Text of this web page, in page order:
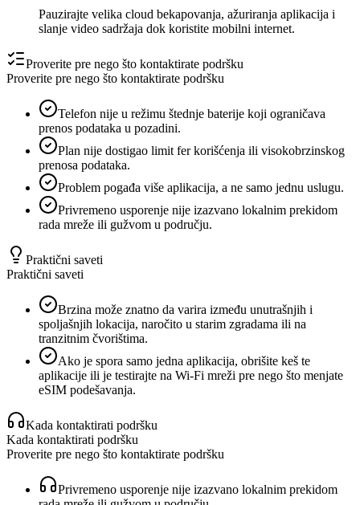
Pauzirajte velika cloud bekapovanja, ažuriranja aplikacija i
slanje video sadržaja dok koristite mobilni internet.
Proverite pre nego što kontaktirate podršku
Proverite pre nego što kontaktirate podršku
Telefon nije u režimu štednje baterije koji ograničava
prenos podataka u pozadini.
Plan nije dostigao limit fer korišćenja ili visokobrzinskog
prenosa podataka.
Problem pogađa više aplikacija, a ne samo jednu uslugu.
Privremeno usporenje nije izazvano lokalnim prekidom
rada mreže ili gužvom u području.
Praktični saveti
Praktični saveti
Brzina može znatno da varira između unutrašnjih i
spoljašnjih lokacija, naročito u starim zgradama ili na
tranzitnim čvorištima.
Ako je spora samo jedna aplikacija, obrišite keš te
aplikacije ili je testirajte na Wi‑Fi mreži pre nego što menjate
eSIM podešavanja.
Kada kontaktirati podršku
Kada kontaktirati podršku
Proverite pre nego što kontaktirate podršku
Privremeno usporenje nije izazvano lokalnim prekidom